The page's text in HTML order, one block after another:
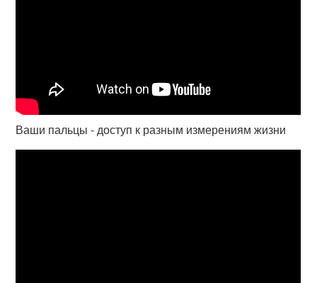
Ваши пальцы - доступ к разным измерениям жизни